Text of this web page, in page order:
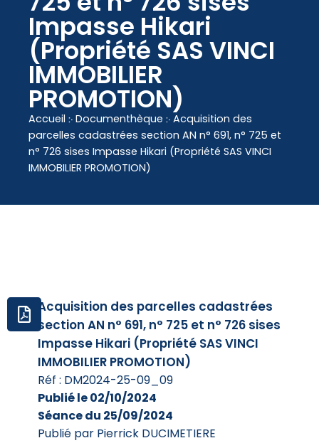
principalImpasse Hikari
(Propriété SAS VINCI
IMMOBILIER
PROMOTION)
Accueil ჻ Documenthèque ჻ Acquisition des
parcelles cadastrées section AN n° 691, n° 725 et
n° 726 sises Impasse Hikari (Propriété SAS VINCI
IMMOBILIER PROMOTION)
Acquisition des parcelles cadastrées
section AN n° 691, n° 725 et n° 726 sises
Impasse Hikari (Propriété SAS VINCI
IMMOBILIER PROMOTION)
Réf : DM2024-25-09_09
Publié le 02/10/2024
Séance du 25/09/2024
Publié par Pierrick DUCIMETIERE